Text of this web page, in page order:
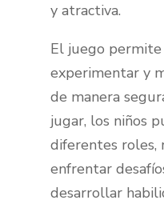
y atractiva.
El juego permite
experimentar y
de manera
jugar, los niños
diferentes roles,
enfrentar
desarrollar